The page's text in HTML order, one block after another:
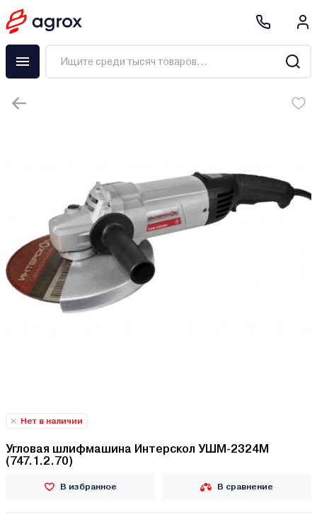
Нет в наличии
Угловая шлифмашина Интерскол УШМ-2324М
(747.1.2.70)
В избранное В сравнение